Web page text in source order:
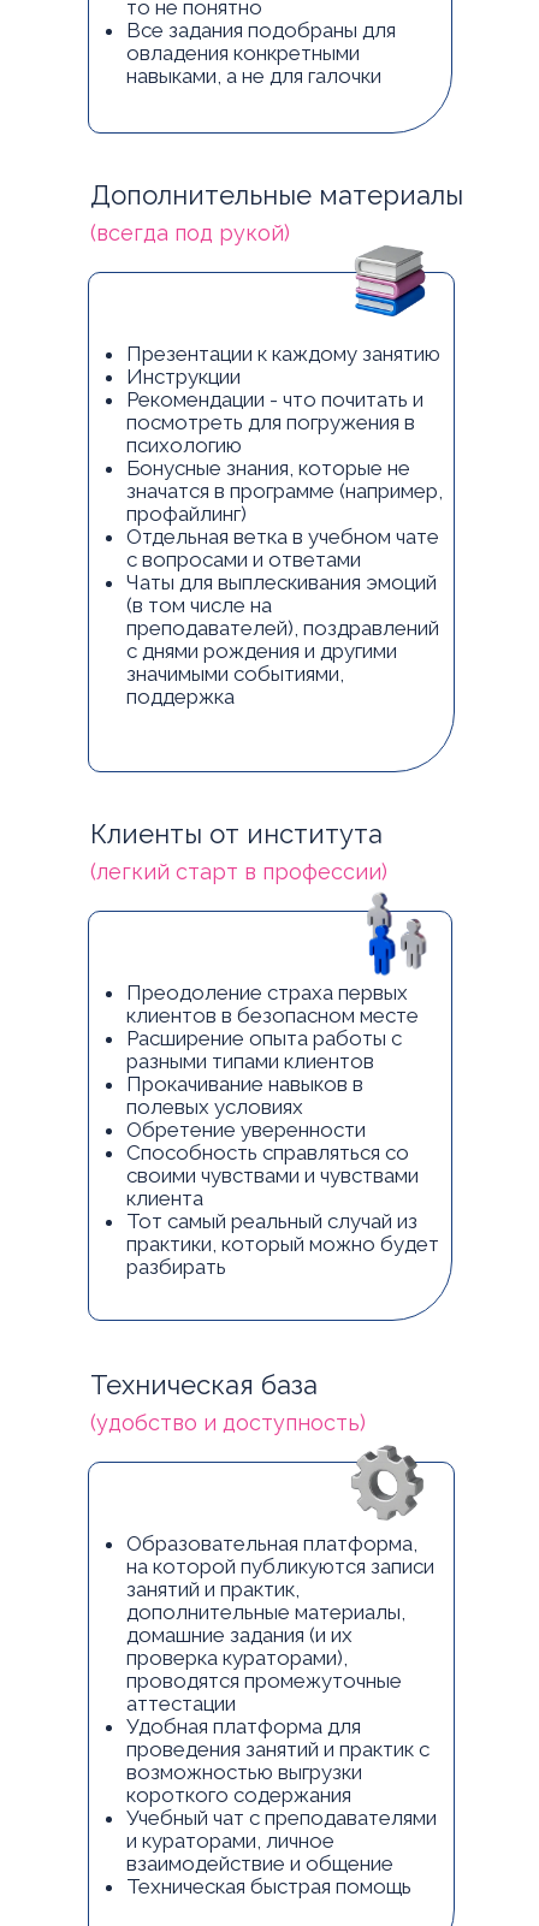
то не понятно
Все задания подобраны для
овладения конкретными
навыками, а не для галочки
Дополнительные материалы
Презентации к каждому занятию
Инструкции
Рекомендации - что почитать и
посмотреть для погружения в
психологию
Бонусные знания, которые не
значатся в программе (например,
профайлинг)
Отдельная ветка в учебном чате
с вопросами и ответами
Чаты для выплескивания эмоций
(в том числе на
преподавателей), поздравлений
с днями рождения и другими
значимыми событиями,
поддержка
(всегда под рукой)
Клиенты от института
Преодоление страха первых
клиентов в безопасном месте
Расширение опыта работы с
разными типами клиентов
Прокачивание навыков в
полевых условиях
Обретение уверенности
Способность справляться со
своими чувствами и чувствами
клиента
Тот самый реальный случай из
практики, который можно будет
разбирать
(легкий старт в профессии)
Техническая база
Образовательная платформа,
на которой публикуются записи
занятий и практик,
дополнительные материалы,
домашние задания (и их
проверка кураторами),
проводятся промежуточные
аттестации
Удобная платформа для
проведения занятий и практик с
возможностью выгрузки
короткого содержания
Учебный чат с преподавателями
и кураторами, личное
взаимодействие и общение
Техническая быстрая помощь
(удобство и доступность)